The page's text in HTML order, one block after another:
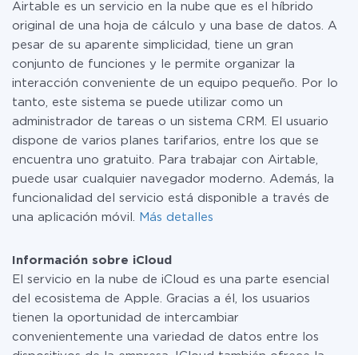
tarifas .
Airtable es un servicio en la nube que es el híbrido
original de una hoja de cálculo y una base de datos. A
pesar de su aparente simplicidad, tiene un gran
conjunto de funciones y le permite organizar la
interacción conveniente de un equipo pequeño. Por lo
tanto, este sistema se puede utilizar como un
administrador de tareas o un sistema CRM. El usuario
dispone de varios planes tarifarios, entre los que se
encuentra uno gratuito. Para trabajar con Airtable,
puede usar cualquier navegador moderno. Además, la
funcionalidad del servicio está disponible a través de
una aplicación móvil.
Más detalles
Información sobre iCloud
El servicio en la nube de iCloud es una parte esencial
del ecosistema de Apple. Gracias a él, los usuarios
tienen la oportunidad de intercambiar
convenientemente una variedad de datos entre los